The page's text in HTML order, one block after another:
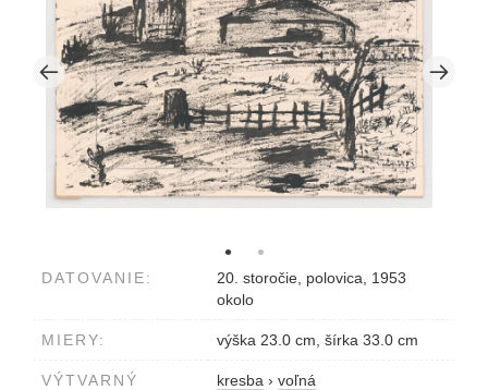
DATOVANIE:
20. storočie, polovica, 1953
okolo
MIERY: výška 23.0 cm, šírka 33.0 cm
VÝTVARNÝ
kresba › voľná